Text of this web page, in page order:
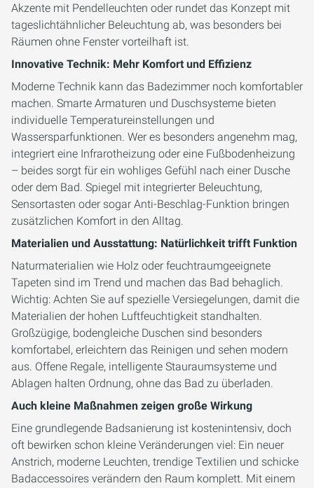
Akzente mit Pendelleuchten oder rundet das Konzept mit
tageslichtähnlicher Beleuchtung ab, was besonders bei
Räumen ohne Fenster vorteilhaft ist.
Innovative Technik: Mehr Komfort und Effizienz
Moderne Technik kann das Badezimmer noch komfortabler
machen. Smarte Armaturen und Duschsysteme bieten
individuelle Temperatureinstellungen und
Wassersparfunktionen. Wer es besonders angenehm mag,
integriert eine Infrarotheizung oder eine Fußbodenheizung
– beides sorgt für ein wohliges Gefühl nach einer Dusche
oder dem Bad. Spiegel mit integrierter Beleuchtung,
Sensortasten oder sogar Anti-Beschlag-Funktion bringen
zusätzlichen Komfort in den Alltag.
Materialien und Ausstattung: Natürlichkeit trifft Funktion
Naturmaterialien wie Holz oder feuchtraumgeeignete
Tapeten sind im Trend und machen das Bad behaglich.
Wichtig: Achten Sie auf spezielle Versiegelungen, damit die
Materialien der hohen Luftfeuchtigkeit standhalten.
Großzügige, bodengleiche Duschen sind besonders
komfortabel, erleichtern das Reinigen und sehen modern
aus. Offene Regale, intelligente Stauraumsysteme und
Ablagen halten Ordnung, ohne das Bad zu überladen.
Auch kleine Maßnahmen zeigen große Wirkung
Eine grundlegende Badsanierung ist kostenintensiv, doch
oft bewirken schon kleine Veränderungen viel: Ein neuer
Anstrich, moderne Leuchten, trendige Textilien und schicke
Badaccessoires verändern den Raum komplett. Mit einem